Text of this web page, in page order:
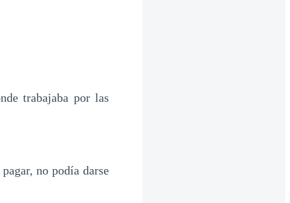
trabajaba por las
no podía darse